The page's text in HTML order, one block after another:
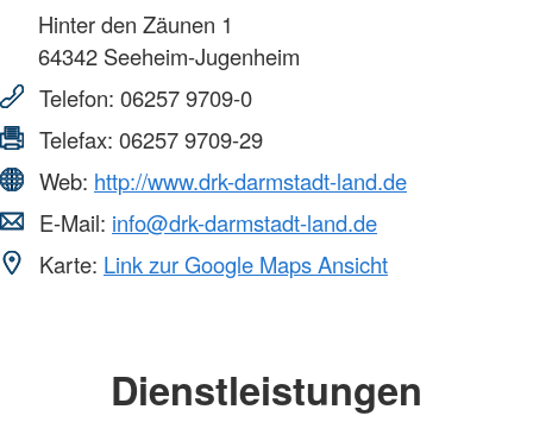
Hinter den Zäunen 1
64342 Seeheim-Jugenheim
Telefon: 06257 9709-0
Telefax: 06257 9709-29
Web: http://www.drk-darmstadt-land.de
E-Mail: info@drk-darmstadt-land.de
Karte: Link zur Google Maps Ansicht
Dienstleistungen